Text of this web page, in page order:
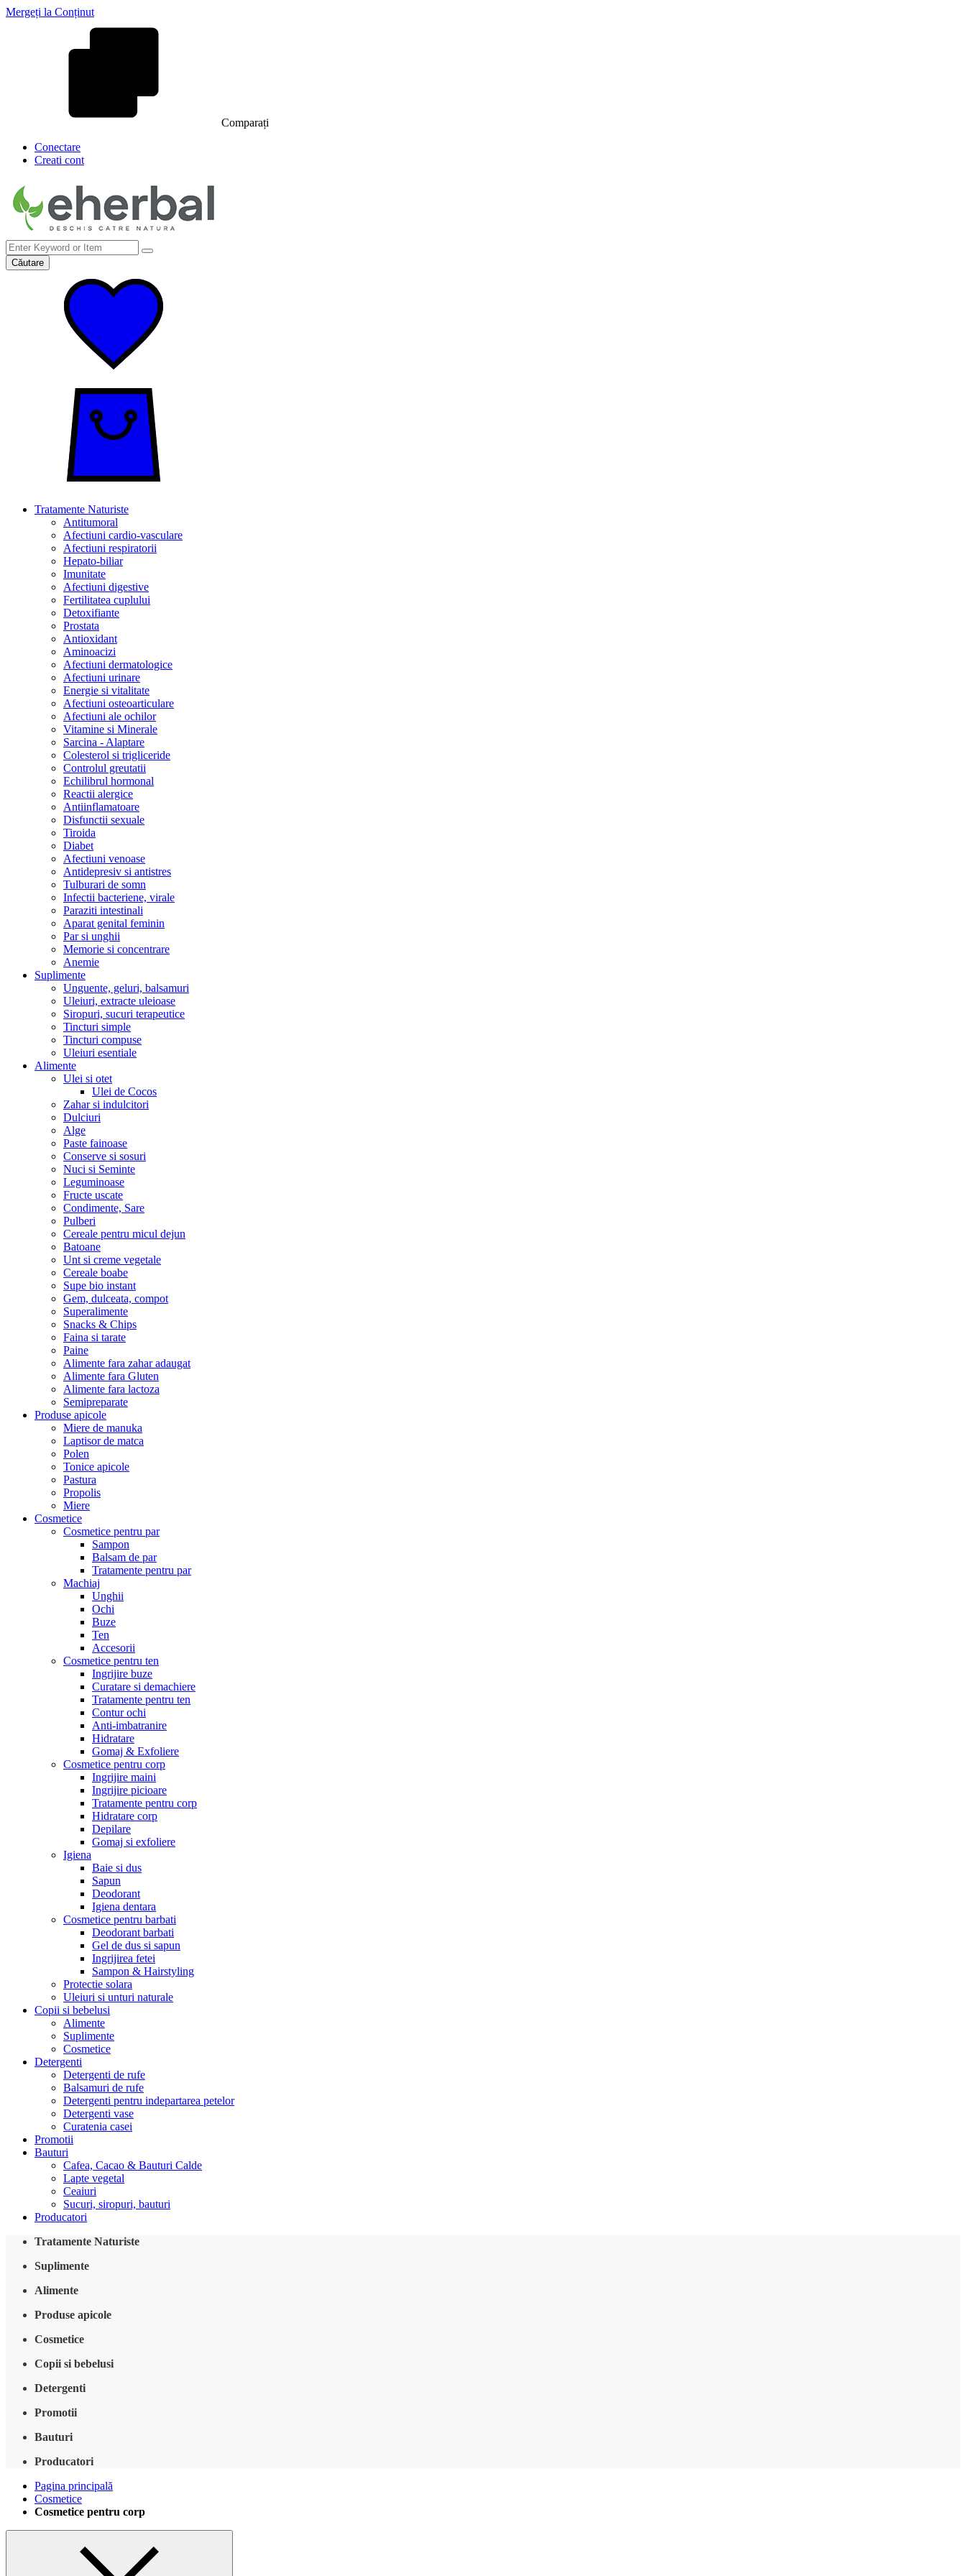
Mergeți la Conținut
Comparați
Conectare
Creati cont
Căutare
Tratamente Naturiste
Antitumoral
Afectiuni cardio-vasculare
Afectiuni respiratorii
Hepato-biliar
Imunitate
Afectiuni digestive
Fertilitatea cuplului
Detoxifiante
Prostata
Antioxidant
Aminoacizi
Afectiuni dermatologice
Afectiuni urinare
Energie si vitalitate
Afectiuni osteoarticulare
Afectiuni ale ochilor
Vitamine si Minerale
Sarcina - Alaptare
Colesterol si trigliceride
Controlul greutatii
Echilibrul hormonal
Reactii alergice
Antiinflamatoare
Disfunctii sexuale
Tiroida
Diabet
Afectiuni venoase
Antidepresiv si antistres
Tulburari de somn
Infectii bacteriene, virale
Paraziti intestinali
Aparat genital feminin
Par si unghii
Memorie si concentrare
Anemie
Suplimente
Unguente, geluri, balsamuri
Uleiuri, extracte uleioase
Siropuri, sucuri terapeutice
Tincturi simple
Tincturi compuse
Uleiuri esentiale
Alimente
Ulei si otet
Ulei de Cocos
Zahar si indulcitori
Dulciuri
Alge
Paste fainoase
Conserve si sosuri
Nuci si Seminte
Leguminoase
Fructe uscate
Condimente, Sare
Pulberi
Cereale pentru micul dejun
Batoane
Unt si creme vegetale
Cereale boabe
Supe bio instant
Gem, dulceata, compot
Superalimente
Snacks & Chips
Faina si tarate
Paine
Alimente fara zahar adaugat
Alimente fara Gluten
Alimente fara lactoza
Semipreparate
Produse apicole
Miere de manuka
Laptisor de matca
Polen
Tonice apicole
Pastura
Propolis
Miere
Cosmetice
Cosmetice pentru par
Sampon
Balsam de par
Tratamente pentru par
Machiaj
Unghii
Ochi
Buze
Ten
Accesorii
Cosmetice pentru ten
Ingrijire buze
Curatare si demachiere
Tratamente pentru ten
Contur ochi
Anti-imbatranire
Hidratare
Gomaj & Exfoliere
Cosmetice pentru corp
Ingrijire maini
Ingrijire picioare
Tratamente pentru corp
Hidratare corp
Depilare
Gomaj si exfoliere
Igiena
Baie si dus
Sapun
Deodorant
Igiena dentara
Cosmetice pentru barbati
Deodorant barbati
Gel de dus si sapun
Ingrijirea fetei
Sampon & Hairstyling
Protectie solara
Uleiuri si unturi naturale
Copii si bebelusi
Alimente
Suplimente
Cosmetice
Detergenti
Detergenti de rufe
Balsamuri de rufe
Detergenti pentru indepartarea petelor
Detergenti vase
Curatenia casei
Promotii
Bauturi
Cafea, Cacao & Bauturi Calde
Lapte vegetal
Ceaiuri
Sucuri, siropuri, bauturi
Producatori
Tratamente Naturiste
Suplimente
Alimente
Produse apicole
Cosmetice
Copii si bebelusi
Detergenti
Promotii
Bauturi
Producatori
Pagina principală
Cosmetice
Cosmetice pentru corp